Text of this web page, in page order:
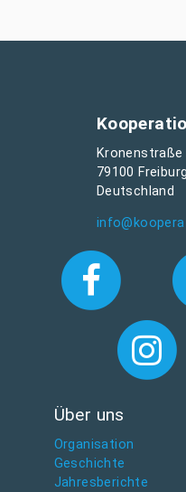
Kronenstraße
79100 Freiburg
Deutschland
Über uns
Organisation
Geschichte
Jahresberichte